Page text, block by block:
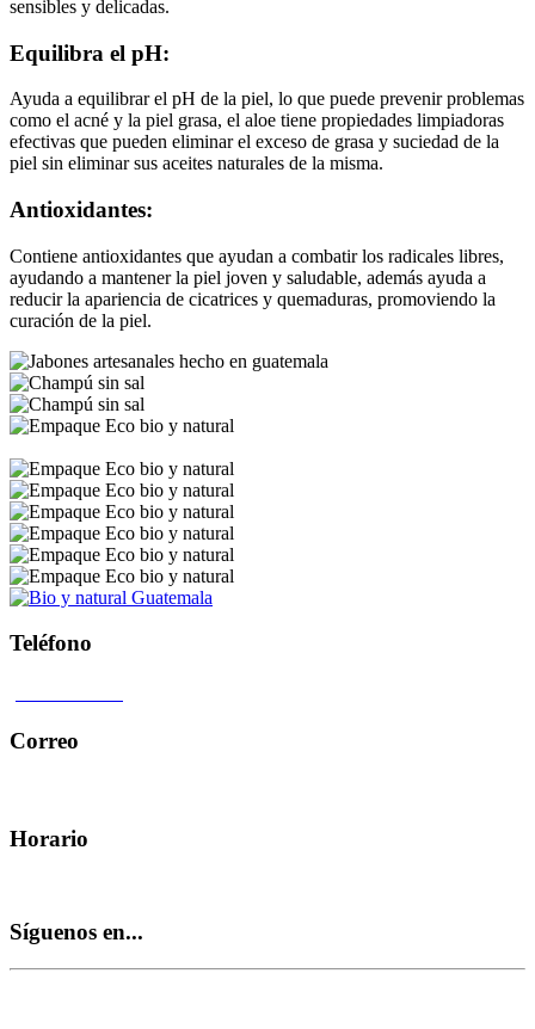
sensibles y delicadas.
Equilibra el pH:
Ayuda a equilibrar el pH de la piel, lo que puede prevenir problemas
como el acné y la piel grasa, el aloe tiene propiedades limpiadoras
efectivas que pueden eliminar el exceso de grasa y suciedad de la
piel sin eliminar sus aceites naturales de la misma.
Antioxidantes:
Contiene antioxidantes que ayudan a combatir los radicales libres,
ayudando a mantener la piel joven y saludable, además ayuda a
reducir la apariencia de cicatrices y quemaduras, promoviendo la
curación de la piel.
Teléfono
Correo
Horario
Síguenos en...